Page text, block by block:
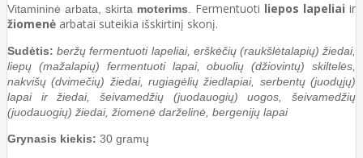
Vitamininė arbata, skirta moterims Fermentuoti liepos lapeliai ir
žiomenė arbatai suteikia išskirtinį skonį.
Sudėtis: beržų fermentuoti lapeliai, erškėčių (raukšlėtalapių) žiedai,
liepų (mažalapių) fermentuoti lapai, obuolių (džiovintų) skiltelės,
nakvišų (dvimečių) žiedai, rugiagėlių žiedlapiai, serbentų (juodųjų)
lapai ir žiedai, šeivamedžių (juodauogių) uogos, šeivamedžių
(juodauogių) žiedai, žiomenė darželinė, bergenijų lapai
Grynasis kiekis: 30 gramų